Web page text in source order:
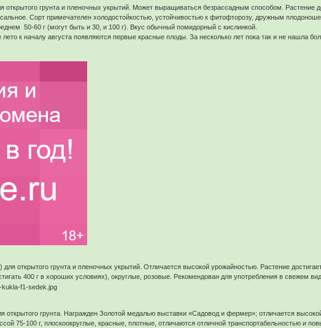
открытого грунта и пленочных укрытий. Может выращиваться безрассадным способом.
Сорт примечателен холодостойкостью, устойчивостью к фитофторозу, дружным
50-60 г (могут быть и 30, и 100 г). Вкус обычный помидорный с кислинкой.
к началу августа появляются первые красные плоды. За несколько лет пока так и не нашла
открытого грунта и пленочных укрытий. Отличается высокой урожайностью. Растение
400 г в хороших условиях), округлые, розовые. Рекомендован для употребления в свежем
открытого грунта. Награжден Золотой медалью выставки «Садовод и фермер»; отличается
75-100 г, плоскоокруглые, красные, плотные, отличаются отличной транспортабельностью и